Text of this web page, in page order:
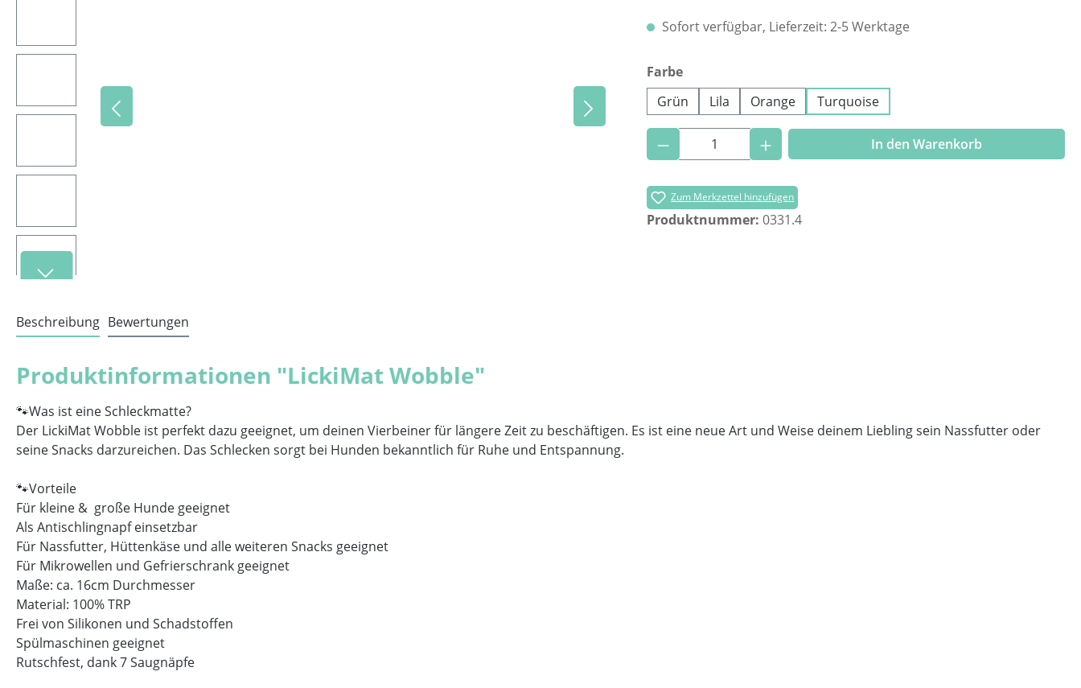
Sofort verfügbar, Lieferzeit: 2-5 Werktage
Farbeauswählen
Grün
Lila Orange Turquoise
Produkt Anzahl: Gib den gewünschten Wert
In den Warenkorb
Zum Merkzettel hinzufügen
Produktnummer: 0331.4
Beschreibung Bewertungen
Produktinformationen "LickiMat Wobble"
🐾Was ist eine Schleckmatte?
Der LickiMat Wobble ist perfekt dazu geeignet, um deinen Vierbeiner für längere Zeit zu beschäftigen. Es ist eine neue Art und Weise deinem Liebling sein Nassfutter oder
seine Snacks darzureichen. Das Schlecken sorgt bei Hunden bekanntlich für Ruhe und Entspannung.
🐾Vorteile
Für kleine & große Hunde geeignet
Als Antischlingnapf einsetzbar
Für Nassfutter, Hüttenkäse und alle weiteren Snacks geeignet
Für Mikrowellen und Gefrierschrank geeignet
Maße: ca. 16cm Durchmesser
Material: 100% TRP
Frei von Silikonen und Schadstoffen
Spülmaschinen geeignet
Rutschfest, dank 7 Saugnäpfe